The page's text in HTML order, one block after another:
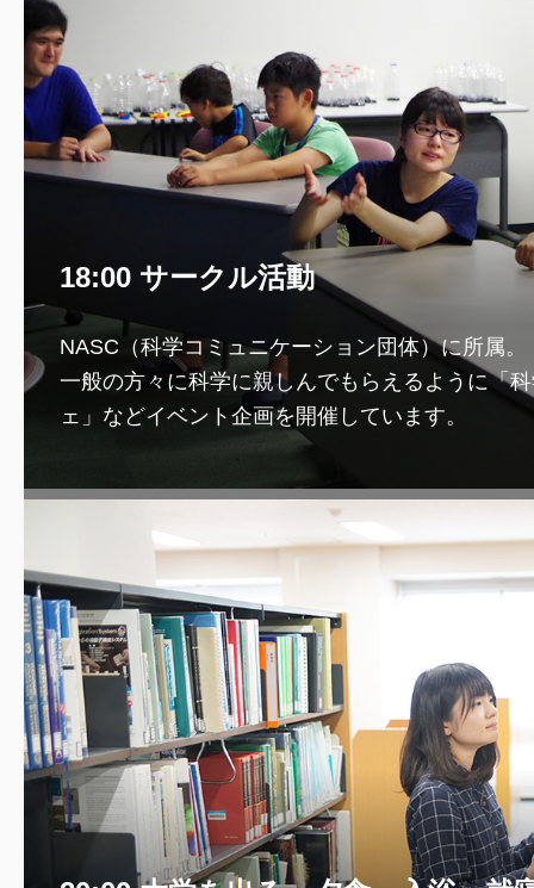
18:00 サークル活動
NASC（科学コミュニケーション団体）に所属。
一般の方々に科学に親しんでもらえるように「
ェ」などイベント企画を開催しています。